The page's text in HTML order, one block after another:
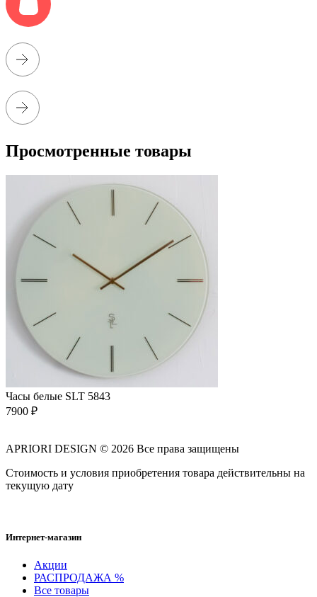
Просмотренные товары
Часы белые SLT 5843
7900 ₽
APRIORI DESIGN © 2026 Все права защищены
Cтоимость и условия приобретения товара действительны на
текущую дату
Интернет-магазин
Акции
РАСПРОДАЖА %
Все товары